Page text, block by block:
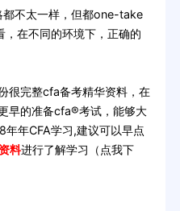
不太一样，但都one-take
在不同的环境下，正确的
完整cfa备考精华资料，在
早的准备cfa®考试，能够大
年CFA学习,建议可以早点
料进行了解学习（点我下